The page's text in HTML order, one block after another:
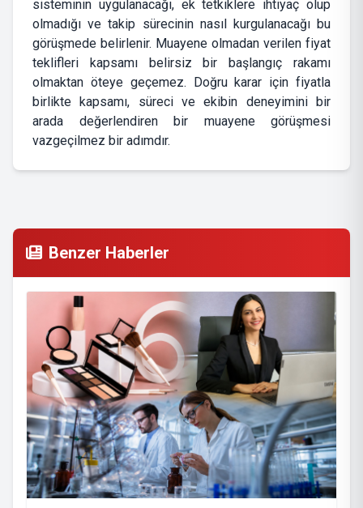
sisteminin uygulanacağı, ek tetkiklere ihtiyaç olup
olmadığı ve takip sürecinin nasıl kurgulanacağı bu
görüşmede belirlenir. Muayene olmadan verilen fiyat
teklifleri kapsamı belirsiz bir başlangıç rakamı
olmaktan öteye geçemez. Doğru karar için fiyatla
birlikte kapsamı, süreci ve ekibin deneyimini bir
arada değerlendiren bir muayene görüşmesi
vazgeçilmez bir adımdır.
Benzer Haberler